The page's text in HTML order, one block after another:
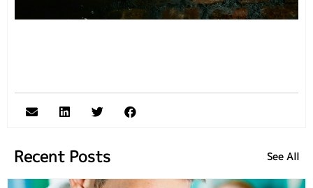
See All
Recent Posts